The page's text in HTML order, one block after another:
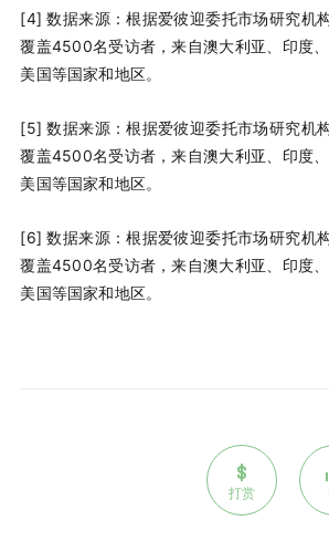
[4] 数据来源：根据爱彼迎委托市场研究机
覆盖4500名受访者，来自澳大利亚、印度
美国等国家和地区。
[5] 数据来源：根据爱彼迎委托市场研究机
覆盖4500名受访者，来自澳大利亚、印度
美国等国家和地区。
[6] 数据来源：根据爱彼迎委托市场研究机
覆盖4500名受访者，来自澳大利亚、印度
美国等国家和地区。
打赏